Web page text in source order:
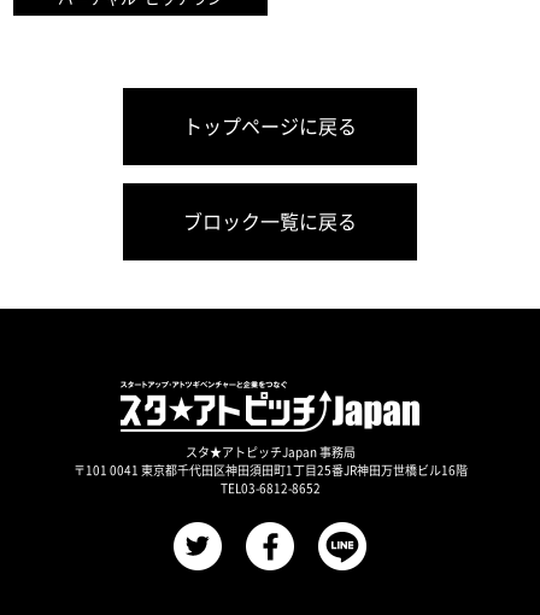
トップページに戻る
ブロック一覧に戻る
スタ★アトピッチJapan 事務局
〒101 0041 東京都千代田区神田須田町1丁目25番JR神田万世橋ビル16階
TEL03-6812-8652